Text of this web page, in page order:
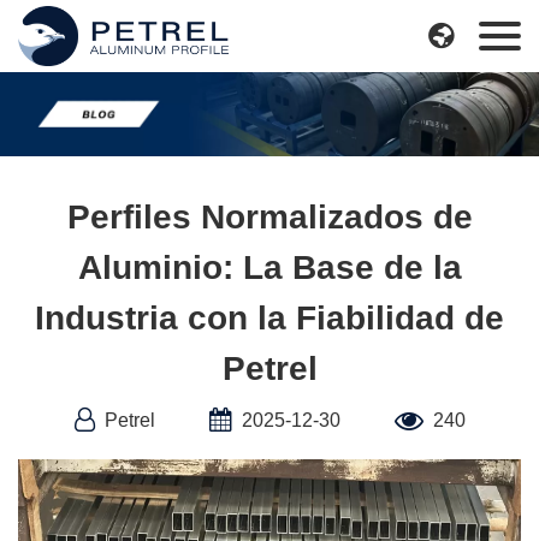
Skip
content

Perfiles Normalizados de
Aluminio: La Base de la
Industria con la Fiabilidad de
Petrel
Petrel 2025-12-30 240